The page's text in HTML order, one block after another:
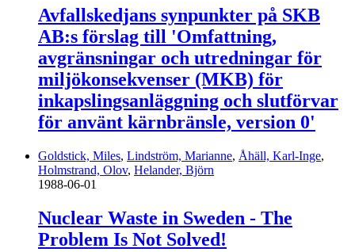
Avfallskedjans synpunkter på SKB
AB:s förslag till 'Omfattning,
avgränsningar och utredningar för
miljökonsekvenser (MKB) för
inkapslingsanläggning och slutförvar
för använt kärnbränsle, version 0'
Goldstick, Miles, Lindström, Marianne, Åhäll, Karl-Inge,
Holmstrand, Olov, Helander, Björn
1988-06-01
Nuclear Waste in Sweden - The
Problem Is Not Solved!